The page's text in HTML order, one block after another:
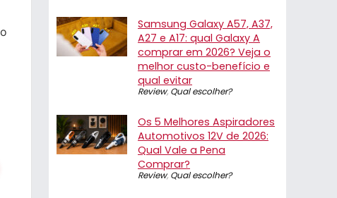
Samsung Galaxy A57, A37,
A27 e A17: qual Galaxy A
comprar em 2026? Veja o
melhor custo-benefício e
qual evitar
Review, Qual escolher?
Os 5 Melhores Aspiradores
Automotivos 12V de 2026:
Qual Vale a Pena
Comprar?
Review, Qual escolher?